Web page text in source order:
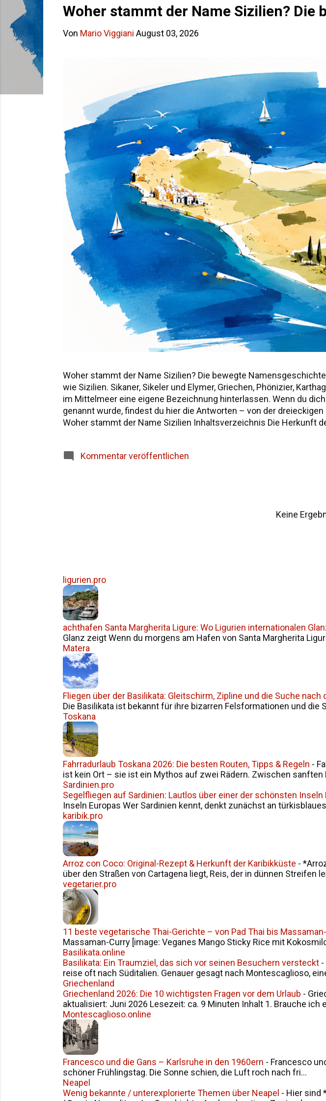
Woher stammt der Name Sizilien? Die
Von Mario Viggiani August 03, 2026
Woher stammt der Name Sizilien? Die bewegte
wie Sizilien. Sikaner, Sikeler und Elymer, Griechen, Phönizier,
im Mittelmeer eine eigene Bezeichnung hinterlassen. Wenn du
genannt wurde, findest du hier die Antworten – von der
Woher stammt der Name Sizilien Inhaltsverzeichnis Die Herkunft
Kommentar veröffentlichen
Keine
ligurien.pro
achthafen Santa Margherita Ligure: Wo Ligurien internationalen
Glanz zeigt Wenn du morgens am Hafen von Santa Margherita
Matera
Fliegen über der Basilikata: Gleitschirm, Zipline und die Suche nach
Die Basilikata ist bekannt für ihre bizarren Felsformationen und die
Toskana
Fahrradurlaub Toskana 2026: Die besten Routen, Tipps & Regeln -
ist kein Ort – sie ist ein Mythos auf zwei Rädern. Zwischen sanften
Sardinien.pro
Segelfliegen auf Sardinien: Lautlos über einer der schönsten Inseln
Inseln Europas Wer Sardinien kennt, denkt zunächst an
karibik.pro
Arroz con Coco: Original-Rezept & Herkunft der Karibikküste -
über den Straßen von Cartagena liegt, Reis, der in dünnen Streifen
vegetarier.pro
11 beste vegetarische Thai-Gerichte – von Pad Thai bis
Massaman-Curry [image: Veganes Mango Sticky Rice mit
Basilikata.online
Basilikata: Ein Traumziel, das sich vor seinen Besuchern versteckt -
reise oft nach Süditalien. Genauer gesagt nach Montescaglioso,
Griechenland
Griechenland 2026: Die 10 wichtigsten Fragen vor dem Urlaub -
aktualisiert: Juni 2026 Lesezeit: ca. 9 Minuten Inhalt 1. Brauche ich
Montescaglioso.online
Francesco und die Gans – Karlsruhe in den 1960ern - Francesco
schöner Frühlingstag. Die Sonne schien, die Luft roch nach fri...
Neapel
Wenig bekannte / unterexplorierte Themen über Neapel - Hier sind